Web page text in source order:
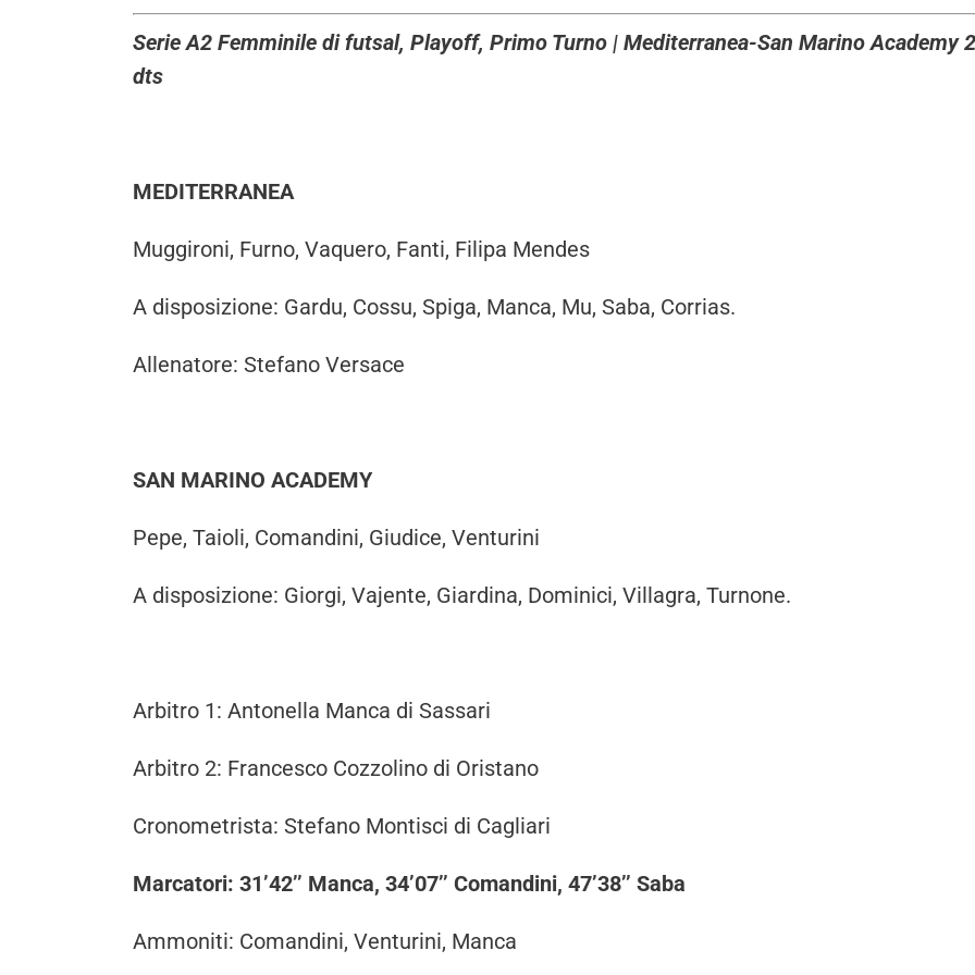
Serie A2 Femminile di futsal, Playoff, Primo Turno | Mediterranea-San Marino Academy
dts
MEDITERRANEA
Muggironi, Furno, Vaquero, Fanti, Filipa Mendes
A disposizione: Gardu, Cossu, Spiga, Manca, Mu, Saba, Corrias.
Allenatore: Stefano Versace
SAN MARINO ACADEMY
Pepe, Taioli, Comandini, Giudice, Venturini
A disposizione: Giorgi, Vajente, Giardina, Dominici, Villagra, Turnone.
Arbitro 1: Antonella Manca di Sassari
Arbitro 2: Francesco Cozzolino di Oristano
Cronometrista: Stefano Montisci di Cagliari
Marcatori: 31’42’’ Manca, 34’07’’ Comandini, 47’38’’ Saba
Ammoniti: Comandini, Venturini, Manca